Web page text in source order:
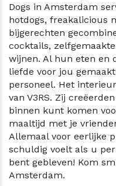
Dogs in Amsterdam
hotdogs, freakalicious
bijgerechten
cocktails,
wijnen. Al hun eten en
liefde voor jou
personeel. Het
van V3RS. Zij
binnen kunt komen
maaltijd met je
Allemaal voor eerlijke
schuldig voelt als u
bent gebleven! Kom
Amsterdam.